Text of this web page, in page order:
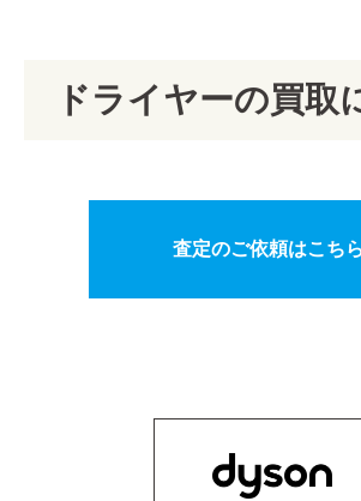
ドライヤーの買取
査定のご依頼はこちら